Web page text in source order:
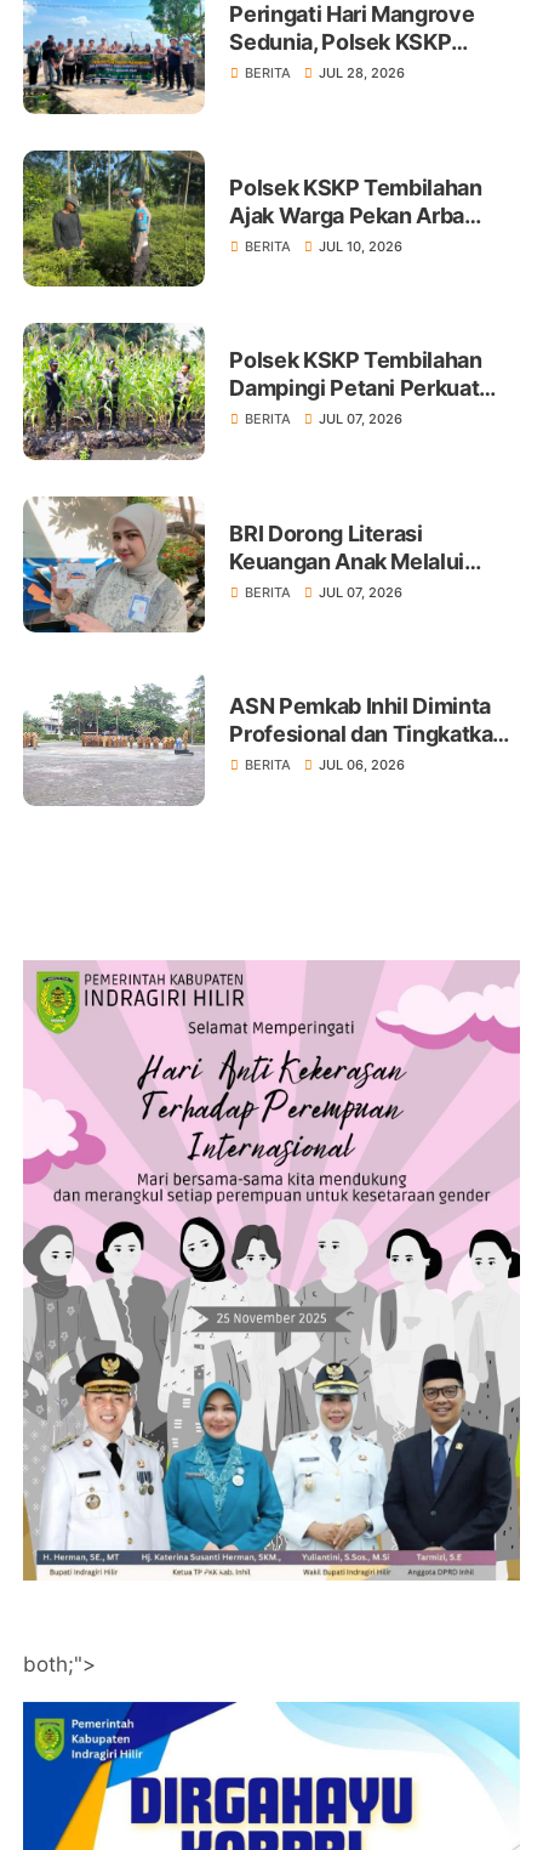
Peringati Hari Mangrove
Sedunia, Polsek KSKP
Tembilahan Tanam 100 Bibit
BERITA JUL 28, 2026
Polsek KSKP Tembilahan
Ajak Warga Pekan Arba
Tanam Cabai Dukung
BERITA JUL 10, 2026
Polsek KSKP Tembilahan
Dampingi Petani Perkuat
Swasembada Pangan
BERITA JUL 07, 2026
BRI Dorong Literasi
Keuangan Anak Melalui
Produk BritAma Junio
BERITA JUL 07, 2026
ASN Pemkab Inhil Diminta
Profesional dan Tingkatkan
Pelayanan Publik
BERITA JUL 06, 2026
both;">